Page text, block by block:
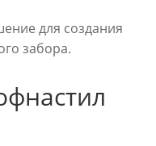
для создания
забора.